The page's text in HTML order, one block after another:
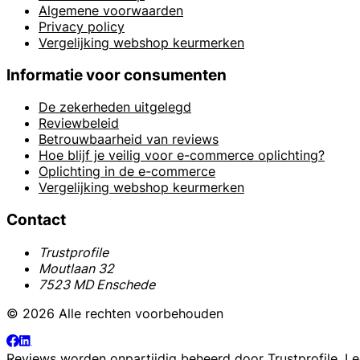
Algemene voorwaarden
Privacy policy
Vergelijking webshop keurmerken
Informatie voor consumenten
De zekerheden uitgelegd
Reviewbeleid
Betrouwbaarheid van reviews
Hoe blijf je veilig voor e-commerce oplichting?
Oplichting in de e-commerce
Vergelijking webshop keurmerken
Contact
Trustprofile
Moutlaan 32
7523 MD Enschede
© 2026 Alle rechten voorbehouden